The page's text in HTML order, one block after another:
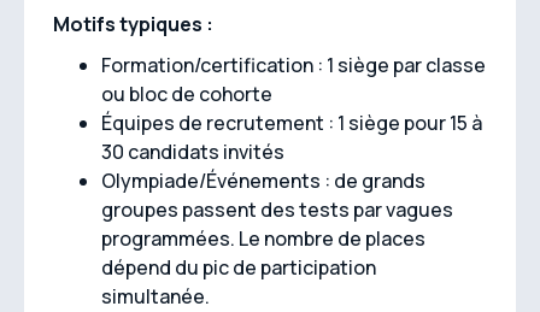
Motifs typiques :
Formation/certification : 1 siège par classe
ou bloc de cohorte
Équipes de recrutement : 1 siège pour 15 à
30 candidats invités
Olympiade/Événements : de grands
groupes passent des tests par vagues
programmées. Le nombre de places
dépend du pic de participation
simultanée.